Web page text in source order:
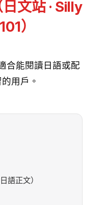
文站 · Silly
）
合能閱讀日語或配
用戶。
語正文）